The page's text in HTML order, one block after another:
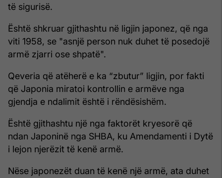
të sigurisë.
Është shkruar gjithashtu në ligjin japonez, që nga
viti 1958, se "asnjë person nuk duhet të posedojë
armë zjarri ose shpatë".
Qeveria që atëherë e ka “zbutur” ligjin, por fakti
që Japonia miratoi kontrollin e armëve nga
gjendja e ndalimit është i rëndësishëm.
Është gjithashtu një nga faktorët kryesorë që
ndan Japoninë nga SHBA, ku Amendamenti i Dytë
i lejon njerëzit të kenë armë.
Nëse japonezët duan të kenë një armë, ata duhet